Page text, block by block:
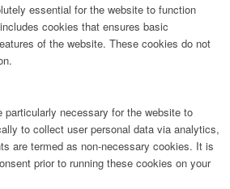
essential for the website to function
cookies that ensures basic
of the website. These cookies do not
necessary for the website to
to collect user personal data via analytics,
are termed as non-necessary cookies. It is
prior to running these cookies on your